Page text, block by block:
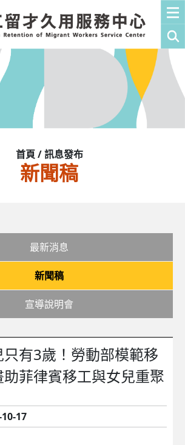
首頁 / 訊息發布
新聞稿
最新消息
新聞稿
宣導說明會
有3歲！勞動部模範移
菲律賓移工與女兒重聚
17